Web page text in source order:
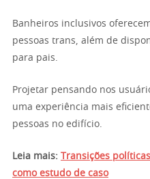
Banheiros inclusivos
pessoas trans, além de
para pais.
Projetar pensando nos
uma experiência mais
pessoas no edifício.
Leia mais:
Transições
como estudo de caso